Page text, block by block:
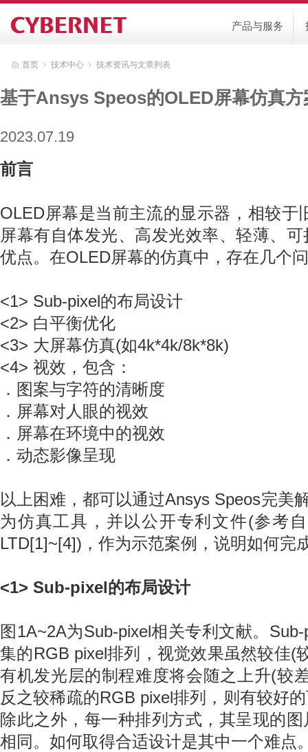
产品与服务
首页 ﹥ 技术中心 ﹥ 技术资讯与文章列表
基于Ansys Speos的OLED屏幕仿真方
2023.07.19
前言
OLED屏幕是当前主流的显示器，相较于
屏幕有自体发光、高发光效率、轻薄、
优点。在OLED屏幕的仿真中，存在几个
<1> Sub-pixel的布局设计
<2> 白平衡优化
<3> 大屏幕仿真(如4k*4k/8k*8k)
<4> 视效，包含：
．图案与字符的清晰度
．屏幕对人眼的视效
．屏幕在环境中的视效
．动态影像呈现
以上困难，都可以通过Ansys Speos完美
为仿真工具，并以公开专利文件(参考
LTD[1]~[4])，作为示范案例，说明如何完
<1> Sub-pixel的布局设计
图1A~2A为Sub-pixel相关专利文献。
集的RGB pixel排列，视觉效果虽然较佳(
有机发光层的制程难度将会随之上升(较
反之较稀疏的RGB pixel排列，则有较好
除此之外，每一种排列方式，其呈现的
相同。如何取得合适设计是其中一个难点